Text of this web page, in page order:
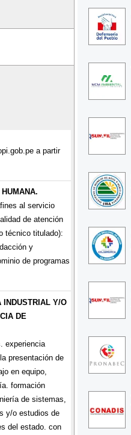
a partir
al servicio
de atención
técnico titulado):
y
de programas
INDUSTRIAL Y/O
DE
experiencia
presentación de
en equipo,
formación
de sistemas,
y/o estudios de
del estado. con